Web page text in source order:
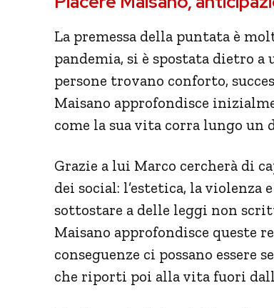
La premessa della puntata è
pandemia, si è spostata dietro a
persone trovano conforto,
Maisano approfondisce
come la sua vita corra lungo un
Grazie a lui Marco cercherà di
dei social: l’estetica, la violenza
sottostare a delle leggi non
Maisano approfondisce queste
conseguenze ci possano
che riporti poi alla vita fuori